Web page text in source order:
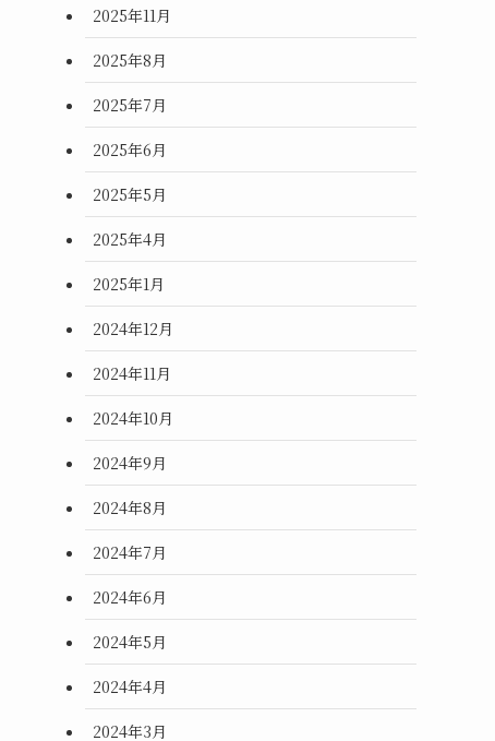
2025年11月
2025年8月
2025年7月
2025年6月
2025年5月
2025年4月
2025年1月
2024年12月
2024年11月
2024年10月
2024年9月
2024年8月
2024年7月
2024年6月
2024年5月
2024年4月
2024年3月